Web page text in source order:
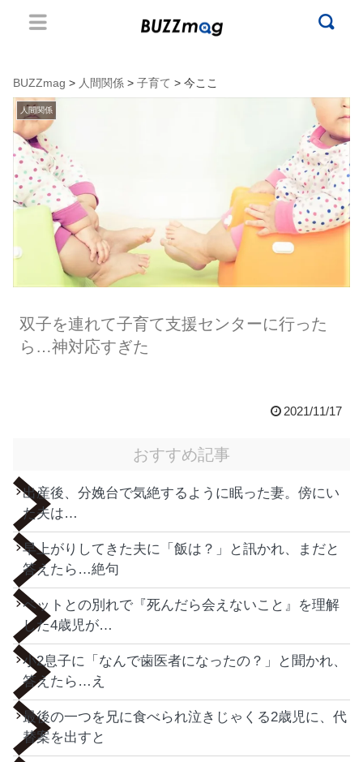
BUZZmag > 人間関係 > 子育て > 今ここ
人間関係
双子を連れて子育て支援センターに行った
ら…神対応すぎた
2021/11/17
おすすめ記事
出産後、分娩台で気絶するように眠った妻。傍にい
た夫は…
早上がりしてきた夫に「飯は？」と訊かれ、まだと
答えたら…絶句
ペットとの別れで『死んだら会えないこと』を理解
した4歳児が…
小2息子に「なんで歯医者になったの？」と聞かれ、
答えたら…え
最後の一つを兄に食べられ泣きじゃくる2歳児に、代
替案を出すと